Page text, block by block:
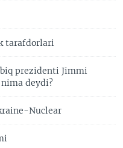
tarafdorlari
prezidenti Jimmi
deydi?
Nuclear